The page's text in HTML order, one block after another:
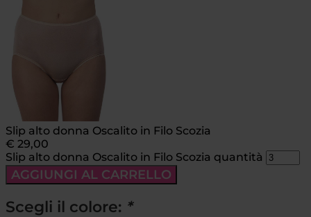
Slip alto donna Oscalito in Filo Scozia
€ 29,00
Slip alto donna Oscalito in Filo Scozia quantità
AGGIUNGI AL CARRELLO
Scegli il colore: *